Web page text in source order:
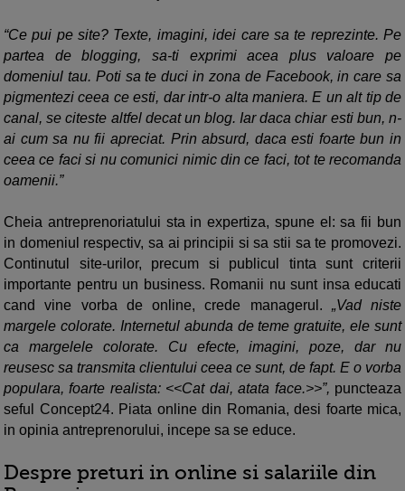
“Ce pui pe site? Texte, imagini, idei care sa te reprezinte. Pe
partea de blogging, sa-ti exprimi acea plus valoare pe
domeniul tau. Poti sa te duci in zona de Facebook, in care sa
pigmentezi ceea ce esti, dar intr-o alta maniera. E un alt tip de
canal, se citeste altfel decat un blog. Iar daca chiar esti bun, n-
ai cum sa nu fii apreciat. Prin absurd, daca esti foarte bun in
ceea ce faci si nu comunici nimic din ce faci, tot te recomanda
oamenii.”
Cheia antreprenoriatului sta in expertiza, spune el: sa fii bun
in domeniul respectiv, sa ai principii si sa stii sa te promovezi.
Continutul site-urilor, precum si publicul tinta sunt criterii
importante pentru un business. Romanii nu sunt insa educati
cand vine vorba de online, crede managerul. „Vad niste
margele colorate. Internetul abunda de teme gratuite, ele sunt
ca margelele colorate. Cu efecte, imagini, poze, dar nu
reusesc sa transmita clientului ceea ce sunt, de fapt. E o vorba
populara, foarte realista: <<Cat dai, atata face.>>”, puncteaza
seful Concept24. Piata online din Romania, desi foarte mica,
in opinia antreprenorului, incepe sa se educe.
Despre preturi in online si salariile din